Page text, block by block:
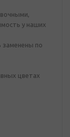
у наших
заменены по
цветах